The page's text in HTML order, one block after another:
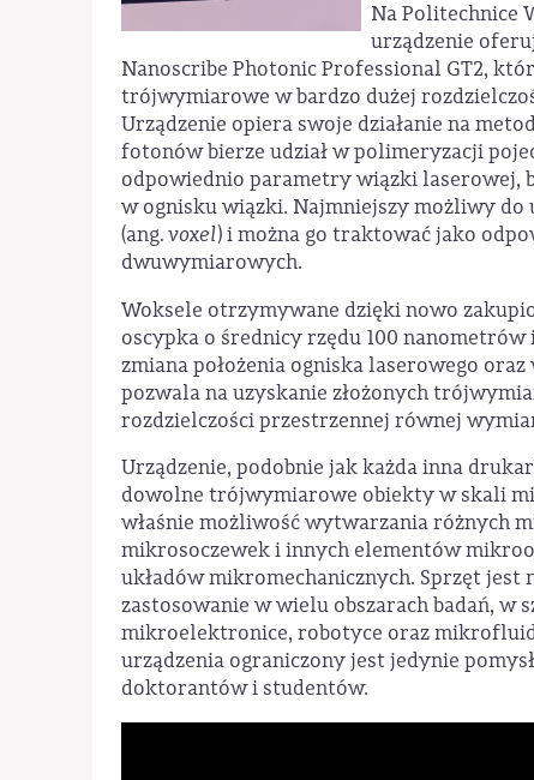
Na Politechnice
urządzenie
Nanoscribe Photonic Professional GT2,
trójwymiarowe w bardzo dużej
Urządzenie opiera swoje działanie na
fotonów bierze udział w polimeryzacji
odpowiednio parametry wiązki laserowej,
w ognisku wiązki. Najmniejszy możliwy
(ang.voxel) i można go traktować jako
dwuwymiarowych.
Woksele otrzymywane dzięki nowo
oscypka o średnicy rzędu 100
zmiana położenia ogniska laserowego
pozwala na uzyskanie złożonych
rozdzielczości przestrzennej równej
Urządzenie, podobnie jak każda inna
dowolne trójwymiarowe obiekty w skali
właśnie możliwość wytwarzania różnych
mikrosoczewek i innych elementów
układów mikromechanicznych. Sprzęt
zastosowanie w wielu obszarach badań,
mikroelektronice, robotyce oraz
urządzenia ograniczony jest jedynie
doktorantów i studentów.